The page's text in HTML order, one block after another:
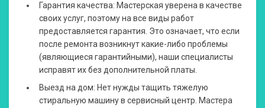
Гарантия качества: Мастерская уверена в качестве
своих услуг, поэтому на все виды работ
предоставляется гарантия. Это означает, что если
после ремонта возникнут какие-либо проблемы
(являющиеся гарантийными), наши специалисты
исправят их без дополнительной платы.
Выезд на дом: Нет нужды тащить тяжелую
стиральную машину в сервисный центр. Мастера